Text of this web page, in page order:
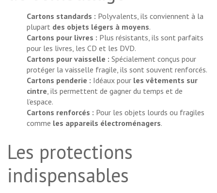
Cartons standards : Polyvalents, ils conviennent à la
plupart des objets légers à moyens.
Cartons pour livres : Plus résistants, ils sont parfaits
pour les livres, les CD et les DVD.
Cartons pour vaisselle : Spécialement conçus pour
protéger la vaisselle fragile, ils sont souvent renforcés.
Cartons penderie : Idéaux pour les vêtements sur
cintre, ils permettent de gagner du temps et de
l’espace.
Cartons renforcés : Pour les objets lourds ou fragiles
comme les appareils électroménagers.
Les protections
indispensables